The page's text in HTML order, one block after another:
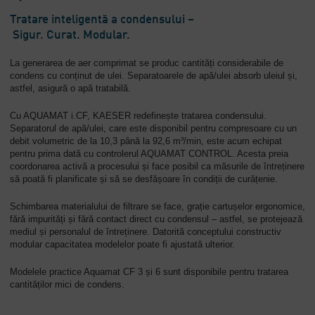
Companie
-
generală
Tratare inteligentă a condensului –
Sigur. Curat. Modular.
La generarea de aer comprimat se produc cantități considerabile de
condens cu conținut de ulei. Separatoarele de apă/ulei absorb uleiul și,
astfel, asigură o apă tratabilă.
Cu AQUAMAT i.CF, KAESER redefinește tratarea condensului.
Separatorul de apă/ulei, care este disponibil pentru compresoare cu un
debit volumetric de la 10,3 până la 92,6 m³/min, este acum echipat
pentru prima dată cu controlerul AQUAMAT CONTROL. Acesta preia
coordonarea activă a procesului și face posibil ca măsurile de întreținere
să poată fi planificate și să se desfășoare în condiții de curățenie.
Schimbarea materialului de filtrare se face, grație cartușelor ergonomice,
fără impurități și fără contact direct cu condensul – astfel, se protejează
mediul și personalul de întreținere. Datorită conceptului constructiv
modular capacitatea modelelor poate fi ajustată ulterior.
Modelele practice Aquamat CF 3 și 6 sunt disponibile pentru tratarea
cantităților mici de condens.